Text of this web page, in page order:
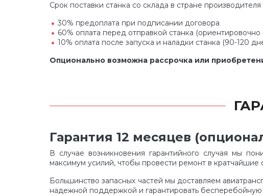
Срок поставки станка со склада в стране
30% предоплата при подписании договора
60% оплата перед отправкой станка
10% оплата после запуска и наладки станка (90-120
Опционально возможна рассрочка или
Гарантия 12 месяцев
В случае возникновения гарантийного случая мы
максимум усилий, чтобы провести ремонт в кратчайшие
Большинство запасных частей мы доставляем
надежной поддержкой и гарантировать